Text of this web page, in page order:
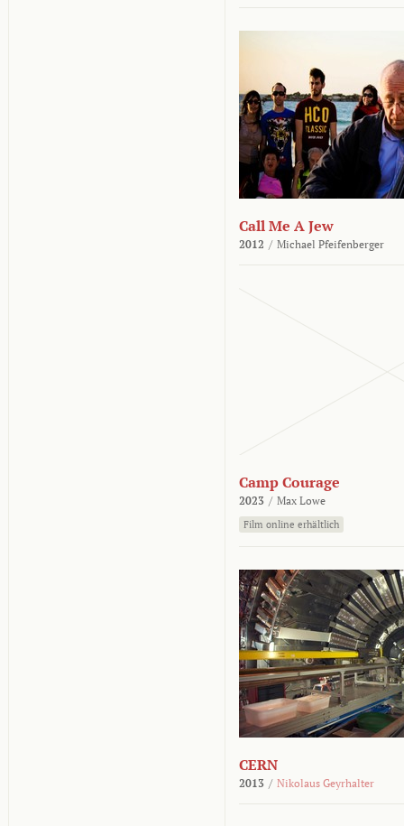
Call Me A Jew
2012 / Michael Pfeifenberger
Camp Courage
2023 / Max Lowe
Film online erhältlich
CERN
2013 / Nikolaus Geyrhalter